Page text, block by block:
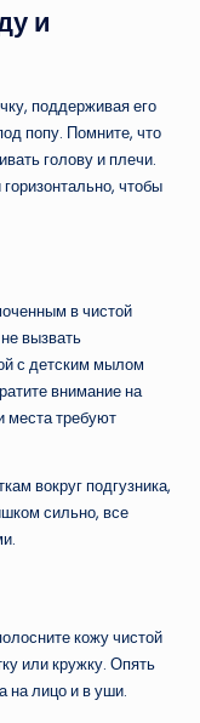
и
поддерживая его
попу. Помните, что
голову и плечи.
чтобы
в чистой
вызвать
с детским мылом
внимание на
требуют
вокруг подгузника,
сильно, все
кожу чистой
или кружку. Опять
на лицо и в уши.